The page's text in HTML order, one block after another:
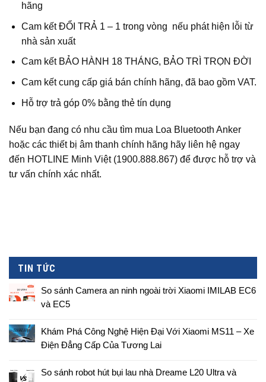
hãng
Cam kết ĐỔI TRẢ 1 – 1 trong vòng nếu phát hiện lỗi từ
nhà sản xuất
Cam kết BẢO HÀNH 18 THÁNG, BẢO TRÌ TRỌN ĐỜI
Cam kết cung cấp giá bán chính hãng, đã bao gồm VAT.
Hỗ trợ trả góp 0% bằng thẻ tín dụng
Nếu bạn đang có nhu cầu tìm mua Loa Bluetooth Anker
hoặc các thiết bị âm thanh chính hãng hãy liên hệ ngay
đến HOTLINE Minh Việt (1900.888.867) để được hỗ trợ và
tư vấn chính xác nhất.
TIN TỨC
So sánh Camera an ninh ngoài trời Xiaomi IMILAB EC6
và EC5
Khám Phá Công Nghệ Hiện Đại Với Xiaomi MS11 – Xe
Điện Đẳng Cấp Của Tương Lai
So sánh robot hút bụi lau nhà Dreame L20 Ultra và